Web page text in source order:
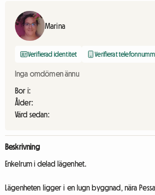
Marina
Verifierad identitet Verifierat
Inga omdömen ännu
Bor i:
Ålder:
Värd sedan:
Beskrivning
Enkelrum i delad lägenhet.
Lägenheten ligger i en lugn byggnad, nära